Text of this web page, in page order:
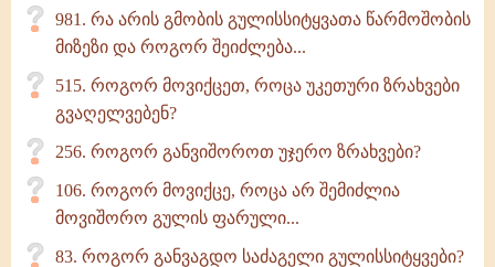
981. რა არის გმობის გულისსიტყვათა წარმოშობის
მიზეზი და როგორ შეიძლება...
515. როგორ მოვიქცეთ, როცა უკეთური ზრახვები
გვაღელვებენ?
256. როგორ განვიშოროთ უჯერო ზრახვები?
106. როგორ მოვიქცე, როცა არ შემიძლია
მოვიშორო გულის ფარული...
83. როგორ განვაგდო საძაგელი გულისსიტყვები?